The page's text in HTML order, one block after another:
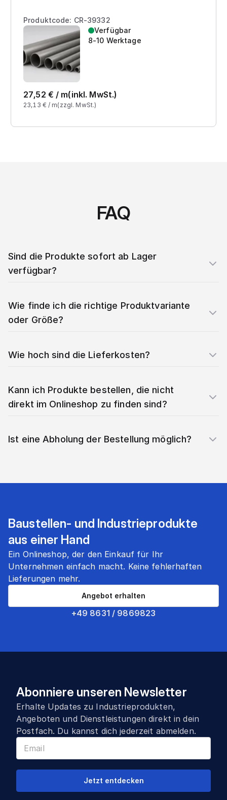
Produktcode: CR-39332
Verfügbar
8-10 Werktage
27,52 € / m(inkl. MwSt.)
23,13 € / m(zzgl. MwSt.)
FAQ
Sind die Produkte sofort ab Lager
verfügbar?
Wie finde ich die richtige Produktvariante
oder Größe?
Wie hoch sind die Lieferkosten?
Kann ich Produkte bestellen, die nicht
direkt im Onlineshop zu finden sind?
Ist eine Abholung der Bestellung möglich?
Baustellen- und Industrieprodukte
aus einer Hand
Ein Onlineshop, der den Einkauf für Ihr
Unternehmen einfach macht. Keine fehlerhaften
Lieferungen mehr.
+49 8631 / 9869823
Angebot erhalten
Abonniere unseren Newsletter
Erhalte Updates zu Industrieprodukten,
Angeboten und Dienstleistungen direkt in dein
Postfach. Du kannst dich jederzeit abmelden.
Jetzt entdecken